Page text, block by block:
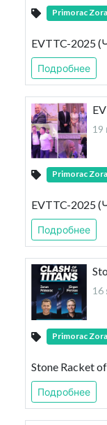
Primorac
EVTTC-2025
Подробнее
19
Primorac
EVTTC-2025
Подробнее
16
Primorac
Stone Racket
Подробнее